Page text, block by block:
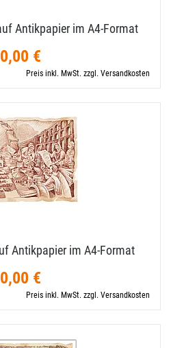
Antikpapier im A4-​Format
€
Preis inkl. MwSt. zzgl. Versandkosten
Antikpapier im A4-​Format
€
Preis inkl. MwSt. zzgl. Versandkosten